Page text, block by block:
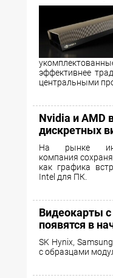
эффективнее
центральными
Nvidia и AMD
дискретных
На рынке
компания
как графика
Intel для ПК.
Видеокарты
появятся в
SK Hynix,
с образцами